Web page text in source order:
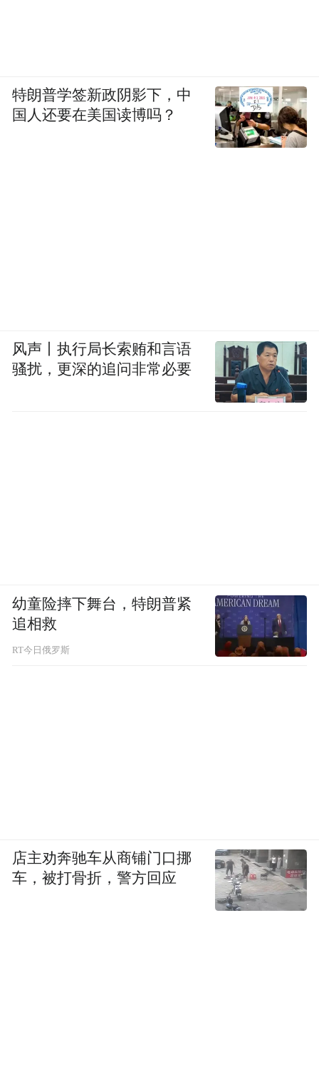
特朗普学签新政阴影下，中
国人还要在美国读博吗？
风声丨执行局长索贿和言语
骚扰，更深的追问非常必要
幼童险摔下舞台，特朗普紧
追相救
RT今日俄罗斯
店主劝奔驰车从商铺门口挪
车，被打骨折，警方回应